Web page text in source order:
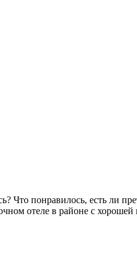
понравилось, есть ли
отеле в районе с